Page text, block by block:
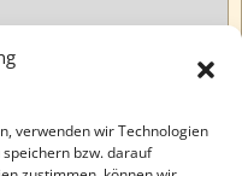
verwenden wir Technologien
bzw. darauf